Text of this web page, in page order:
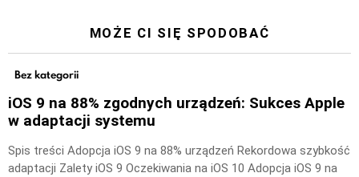
MOŻE CI SIĘ SPODOBAĆ
Bez kategorii
iOS 9 na 88% zgodnych urządzeń: Sukces Apple
w adaptacji systemu
Spis treści Adopcja iOS 9 na 88% urządzeń Rekordowa szybkość
adaptacji Zalety iOS 9 Oczekiwania na iOS 10 Adopcja iOS 9 na